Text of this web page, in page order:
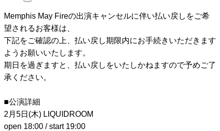
Memphis May Fireの出演キャンセルに伴い払い戻しをご希
望されるお客様は、
下記をご確認の上、払い戻し期限内にお手続きいただきます
ようお願いいたします。
期日を過ぎますと、払い戻しをいたしかねますので予めご了
承ください。
■公演詳細
2月5日(木) LIQUIDROOM
open 18:00 / start 19:00